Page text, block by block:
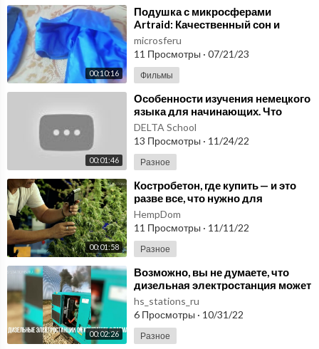
00:10:16
⁣Подушка с микросферами
Artraid: Качественный сон и
отдых для шеи и плеч.
Применение микросфер.
microsferu
11 Просмотры · 07/21/23
Фильмы
00:01:46
⁣Особенности изучения немецкого
языка для начинающих. Что
нужно чтобы Немецкий язык
учить для начала.
DELTA School
13 Просмотры · 11/24/22
Разное
00:01:58
⁣Костробетон, где купить — и это
разве все, что нужно для
строительства дома?
HempDom
11 Просмотры · 11/11/22
Разное
00:02:26
⁣Возможно, вы не думаете, что
дизельная электростанция может
иметь какие либо преимущества?
hs_stations_ru
6 Просмотры · 10/31/22
Разное